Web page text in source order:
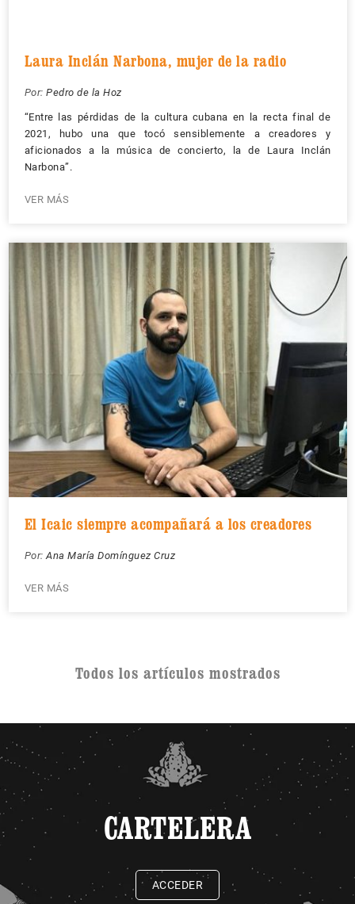
Laura Inclán Narbona, mujer de la radio
Por: Pedro de la Hoz
“Entre las pérdidas de la cultura cubana en la recta final de
2021, hubo una que tocó sensiblemente a creadores y
aficionados a la música de concierto, la de Laura Inclán
Narbona”.
VER MÁS
El Icaic siempre acompañará a los creadores
Por:Ana María Domínguez Cruz
VER MÁS
Todos los artículos mostrados
CARTELERA
ACCEDER